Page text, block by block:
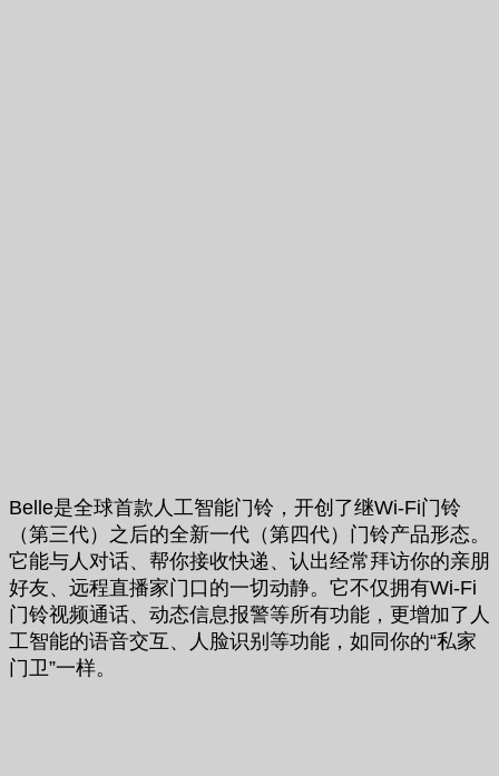
Belle是全球首款人工智能门铃，开创了继Wi-Fi门铃
（第三代）之后的全新一代（第四代）门铃产品形态。
它能与人对话、帮你接收快递、认出经常拜访你的亲朋
好友、远程直播家门口的一切动静。它不仅拥有Wi-Fi
门铃视频通话、动态信息报警等所有功能，更增加了人
工智能的语音交互、人脸识别等功能，如同你的“私家
门卫”一样。